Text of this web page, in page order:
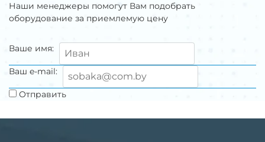
Наши менеджеры помогут Вам подобрать
оборудование за приемлемую цену
Ваше имя:
Ваш e-mail:
Отправить